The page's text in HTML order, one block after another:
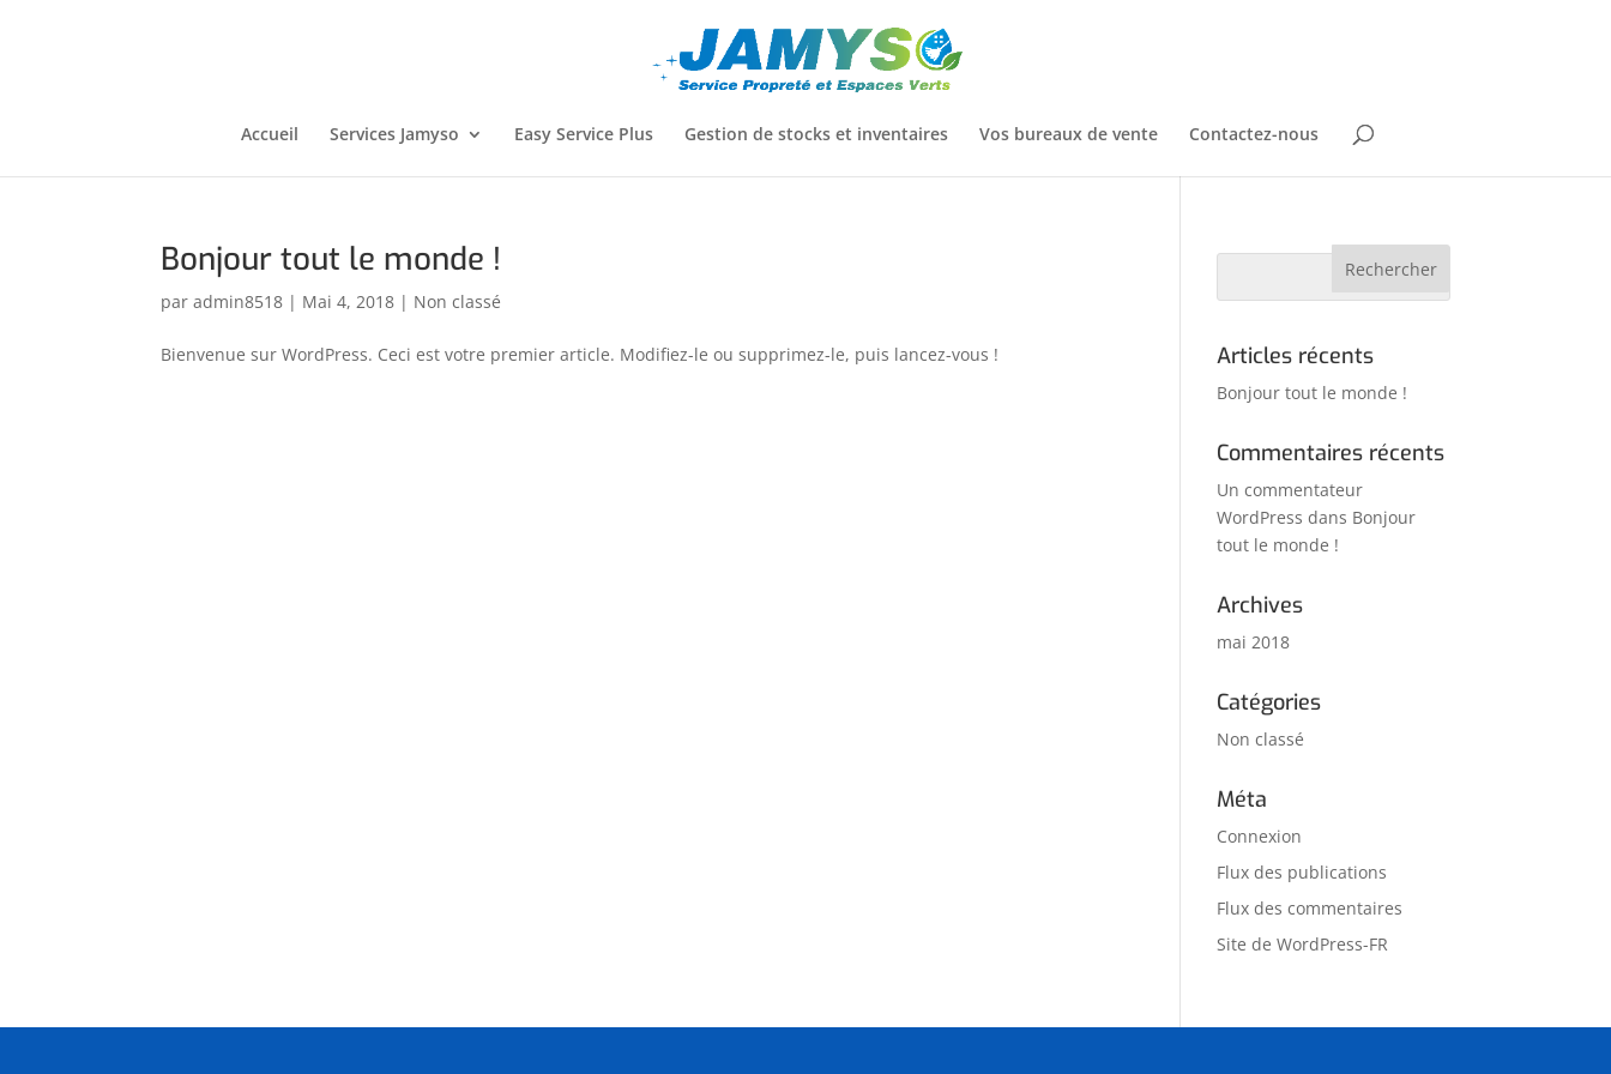
Accueil Services Jamyso Easy Service Plus Gestion de stocks et inventaires Vos bureaux de vente Contactez-nous
Bonjour tout le monde !
paradmin8518 | Mai 4, 2018 | Non classé
Bienvenue sur WordPress. Ceci est votre premier article. Modifiez-le ou supprimez-le, puis lancez-vous ! Articles récents
Bonjour tout le monde !
Commentaires récents
Un commentateur
WordPress dans Bonjour
tout le monde !
Archives
mai 2018
Catégories
Non classé
Méta
Connexion
Flux des publications
Flux des commentaires
Site de WordPress-FR